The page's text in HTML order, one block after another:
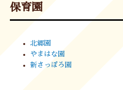
保育園
北郷園
やまはな園
新さっぽろ園